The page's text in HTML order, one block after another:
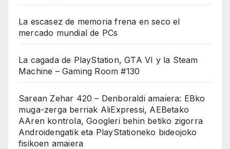
La escasez de memoria frena en seco el
mercado mundial de PCs
La cagada de PlayStation, GTA VI y la Steam
Machine – Gaming Room #130
Sarean Zehar 420 – Denboraldi amaiera: EBko
muga-zerga berriak AliExpressi, AEBetako
AAren kontrola, Googleri behin betiko zigorra
Androidengatik eta PlayStationeko bideojoko
fisikoen amaiera